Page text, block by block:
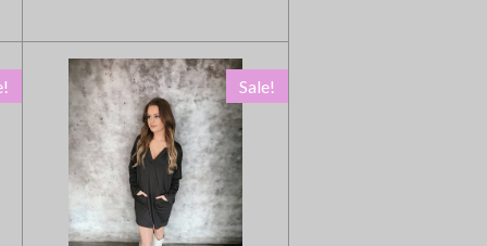
Sale!